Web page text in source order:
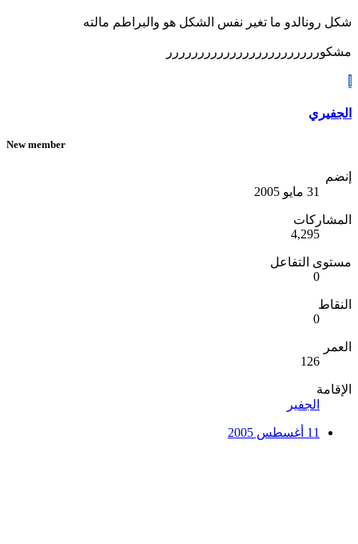
شكل رونالدو ما تغير نفس الشكل هو والبراطم مالته
مشكورررررررررررررررررررررررر
الجفيري
New member
إنضم
31 مايو 2005
المشاركات
4,295
مستوى التفاعل
0
النقاط
0
العمر
126
الإقامة
الجفير
11 أغسطس 2005